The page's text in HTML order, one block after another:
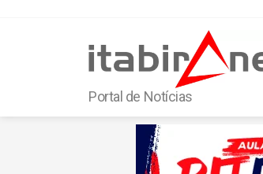
Portal de Notícias